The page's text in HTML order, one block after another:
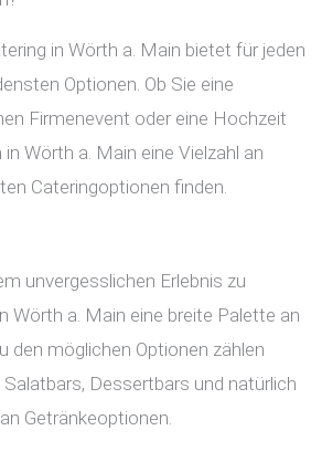
in Wörth a. Main bietet für jeden
Optionen. Ob Sie eine
Firmenevent oder eine Hochzeit
Wörth a. Main eine Vielzahl an
Cateringoptionen finden.
unvergesslichen Erlebnis zu
Wörth a. Main eine breite Palette an
den möglichen Optionen zählen
Dessertbars und natürlich
Getränkeoptionen.